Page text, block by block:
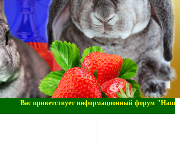
Вас приветствует информационный форум "Наша-